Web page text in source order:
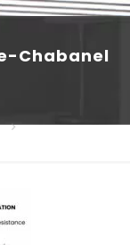
Chabanel